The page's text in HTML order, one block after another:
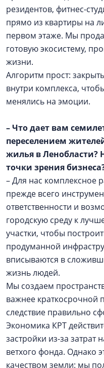
резидентов, фитнес-
прямо из квартиры на
первом этаже. Мы
готовую экосистему,
жизни.
Алгоритм прост:
внутри комплекса,
менялись на эмоции.
– Что дает вам
переселением
жилья в Ленобласти?
точки зрения
– Для нас комплексное
прежде всего
ответственности и
городскую среду к
участки, чтобы
продуманной
вписываются в
жизнь людей.
Мы создаем
важнее краткосрочной
следствие правильно
Экономика КРТ
застройки из-за затрат
ветхого фонда. Однако
качеством земли: мы